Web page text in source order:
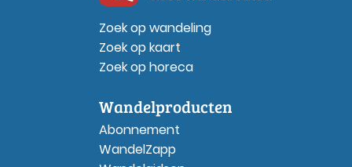
Zoek op wandeling
Zoek op kaart
Zoek op horeca
Wandelproducten
Abonnement
WandelZapp